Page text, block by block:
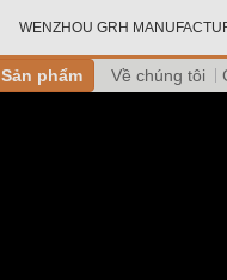
WENZHOU GRH
Sản phẩm Về chúng tôi